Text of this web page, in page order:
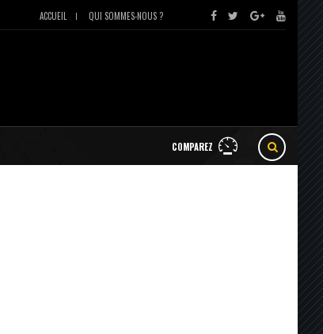
ACCUEIL QUI SOMMES-NOUS ?
COMPAREZ